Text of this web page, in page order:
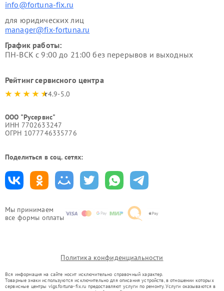
Мы принимаем
все формы оплаты
info@fortuna-fix.ru
для юридических лиц
manager@fix-fortuna.ru
График работы:
ПН-ВСК с 9:00 до 21:00 без перерывов и выходных
Рейтинг сервисного центра
4.9-5.0
ООО "Русервис"
ИНН 7702633247
ОГРН 1077746335776
Поделиться в соц. сетях:
Политика конфиденциальности
Вся информация на сайте носит исключительно справочный характер.
Товарные знаки используются исключительно для описания устройств, в отношении которых
сервисные центры vlgs.fortuna-fix.ru предоставляют услуги по ремонту. Услуги оказываются в